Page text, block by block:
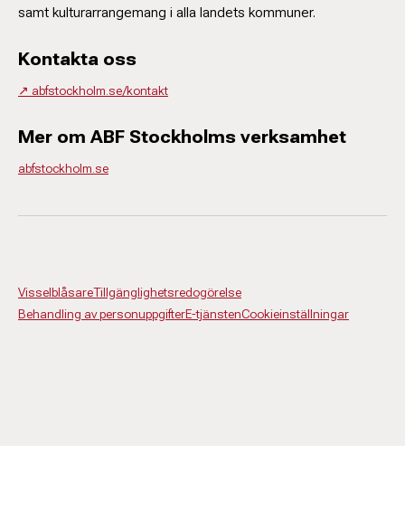
samt kulturarrangemang i alla landets kommuner.
Kontakta oss
↗️ abfstockholm.se/kontakt
Mer om ABF Stockholms verksamhet
abfstockholm.se
VisselblåsareTillgänglighetsredogörelse
Behandling av personuppgifterE-tjänstenCookieinställningar